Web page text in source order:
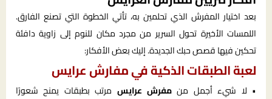
بعد اختيار المفرش الذي تحلمين به، تأتي الخطوة التي تصنع الفارق.
اللمسات الأخيرة تحول السرير من مجرد مكان للنوم إلى زاوية دافئة
تحكين فيها قصص حبك الجديدة. إليك بعض الأفكار:
لعبة الطبقات الذكية في مفارش عرايس
• لا شيء أجمل من مفرش عرايس مرتب بطبقات يمنح شعورًا